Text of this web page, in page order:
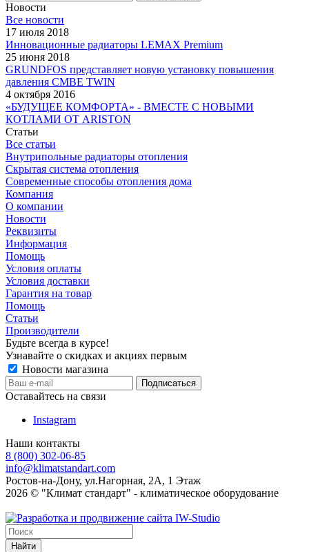
Новости
Все новости
17 июля 2018
Инновационные радиаторы LEMAX Premium
25 июня 2018
GRUNDFOS представляет новую установку повышения
давления CMBE TWIN
4 октября 2016
«БУДУЩЕЕ КОМФОРТА» - ВМЕСТЕ С НОВЫМИ
КОТЛАМИ ОТ ARISTON
Статьи
Все статьи
Внутрипольные радиаторы отопления
Скрытая система отопления
Современные способы отопления дома
Компания
О компании
Новости
Реквизиты
Информация
Помощь
Условия оплаты
Условия доставки
Гарантия на товар
Помощь
Статьи
Производители
Будьте всегда в курсе!
Узнавайте о скидках и акциях первым
Новости магазина
Оставайтесь на связи
Instagram
Наши контакты
8 (800) 302-06-85
info@klimatstandart.com
Ростов-на-Дону, ул.Нагорная, 2А, 1 Этаж
2026 © "Климат стандарт" - климатическое оборудование
Найти